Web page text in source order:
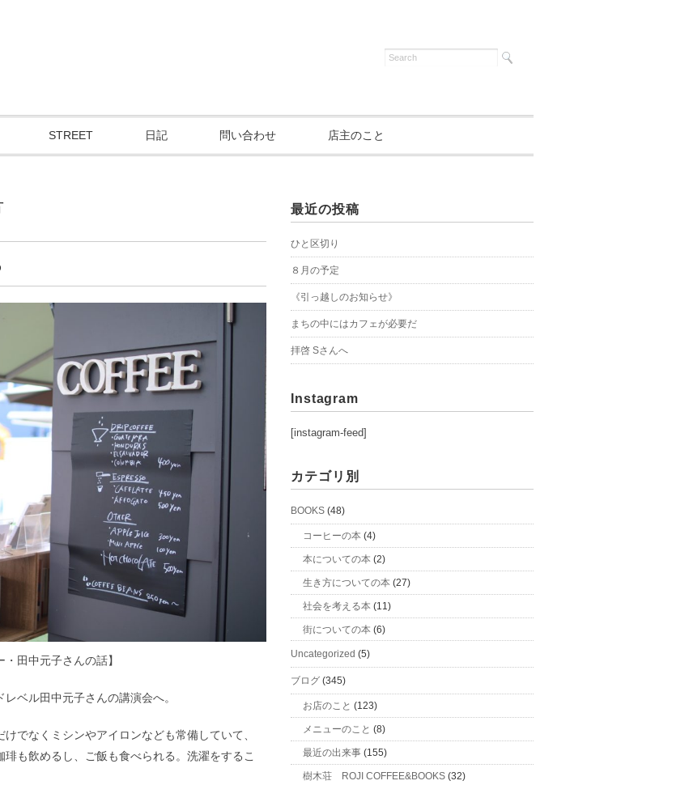
STREET 日記 問い合わせ 店主のこと
田中元子さんの話】
ベル田中元子さんの講演会へ。
でなくミシンやアイロンなども常備していて、
も飲めるし、ご飯も食べられる。洗濯をするこ
最近の投稿
ひと区切り
８月の予定
《引っ越しのお知らせ》
まちの中にはカフェが必要だ
拝啓 Sさんへ
Instagram
[instagram-feed]
カテゴリ別
BOOKS (48)
コーヒーの本 (4)
本についての本 (2)
生き方についての本 (27)
社会を考える本 (11)
街についての本 (6)
Uncategorized (5)
ブログ (345)
お店のこと (123)
メニューのこと (8)
最近の出来事 (155)
樹木荘 ROJI COFFEE&BOOKS (32)